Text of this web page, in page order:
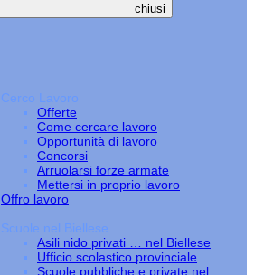
chiusi
Cerco Lavoro
Offerte
Come cercare lavoro
Opportunità di lavoro
Concorsi
Arruolarsi forze armate
Mettersi in proprio lavoro
Offro lavoro
Scuole nel Biellese
Asili nido privati … nel Biellese
Ufficio scolastico provinciale
Scuole pubbliche e private nel